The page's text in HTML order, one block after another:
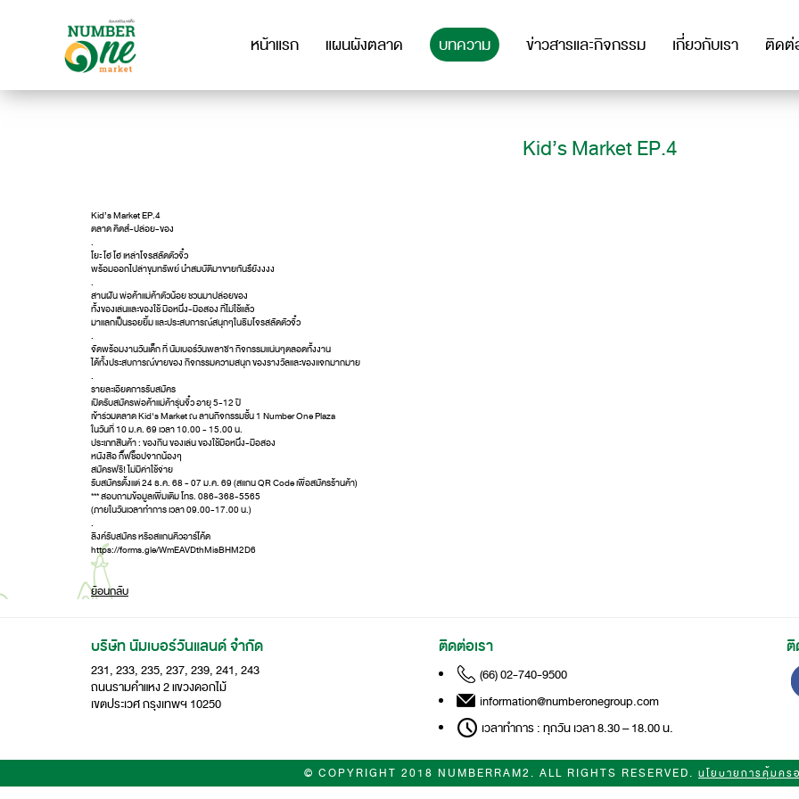
หน้าแรก แผนผังตลาด บทความ ข่าวสารและกิจกรรม เกี่ยวกับเรา ติดต่
Kid’s Market EP.4
Kid’s Market EP.4
ตลาด คิดส์-ปล่อย-ของ
.
โยะ โฮ โฮ เหล่าโจรสลัดตัวจิ๋ว
พร้อมออกไปล่าขุมทรัพย์ นำสมบัติมาขายกันรึยังงงง
.
สานฝัน พ่อค้าแม่ค้าตัวน้อย ชวนมาปล่อยของ
ทั้งของเล่นและของใช้ มือหนึ่ง-มือสอง ที่ไม่ใช้แล้ว
มาแลกเป็นรอยยิ้ม และประสบการณ์สนุกๆในธีมโจรสลัดตัวจิ๋ว
.
จัดพร้อมงานวันเด็ก ที่ นัมเบอร์วันพลาซ่า กิจกรรมแน่นๆตลอดทั้งงาน
ได้ทั้งประสบการณ์ขายของ กิจกรรมความสนุก ของรางวัลและของแจกมากมาย
.
รายละเอียดการรับสมัคร
เปิดรับสมัครพ่อค้าแม่ค้ารุ่นจิ๋ว อายุ 5-12 ปี
เข้าร่วมตลาด Kid's Market ณ ลานกิจกรรมชั้น 1 Number One Plaza
ในวันที่ 10 ม.ค. 69 เวลา 10.00 - 15.00 น.
ประเภทสินค้า : ของกิน ของเล่น ของใช้มือหนึ่ง-มือสอง
หนังสือ กิ๊ฟช็อปจากน้องๆ
สมัครฟรี! ไม่มีค่าใช้จ่าย
รับสมัครตั้งแต่ 24 ธ.ค. 68 - 07 ม.ค. 69 (สแกน QR Code เพื่อสมัครร้านค้า)
*** สอบถามข้อมูลเพิ่มเติม โทร. 086-368-5565
(ภายในวันเวลาทำการ เวลา 09.00-17.00 น.)
.
ลิงค์รับสมัคร หรือสแกนคิวอาร์โค้ด
https://forms.gle/WmEAVDthMisBHM2D6
ย้อนกลับ
บริษัท นัมเบอร์วันแลนด์ จำกัด
231, 233, 235, 237, 239, 241, 243
ถนนรามคำแหง 2 แขวงดอกไม้
เขตประเวศ กรุงเทพฯ 10250
ติดต่อเรา
(66) 02-740-9500
information@numberonegroup.com
เวลาทำการ : ทุกวัน เวลา 8.30 – 18.00 น.
ติ
© COPYRIGHT 2018 NUMBERRAM2. ALL RIGHTS RESERVED. นโยบายการคุ้มค